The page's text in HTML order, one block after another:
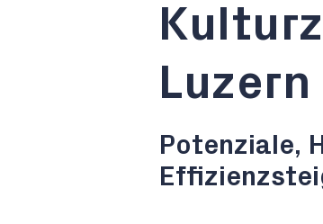
Luzern
Potenziale,